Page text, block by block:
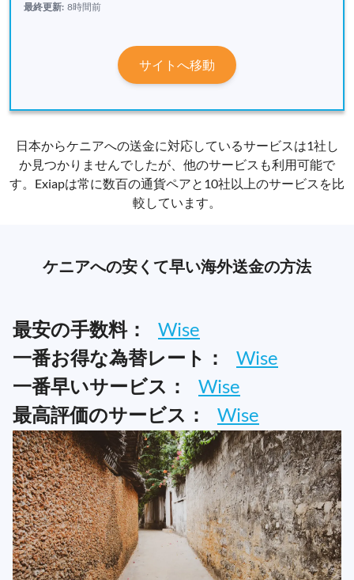
最終更新: 8時間前
サイトへ移動
日本からケニアへの送金に対応しているサービスは1社し
か見つかりませんでしたが、他のサービスも利用可能で
す。Exiapは常に数百の通貨ペアと10社以上のサービスを比
較しています。
ケニアへの安くて早い海外送金の方法
最安の手数料：
Wise
一番お得な為替レート：
Wise
一番早いサービス：
Wise
最高評価のサービス：
Wise